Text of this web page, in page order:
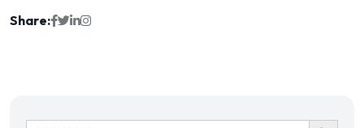
Share:
Ir